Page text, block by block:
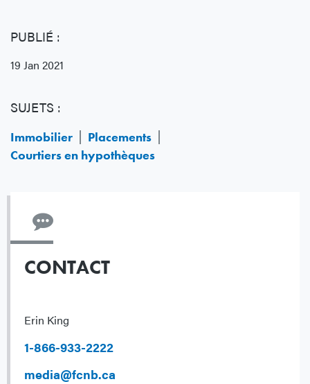
PUBLIÉ :
19 Jan 2021
SUJETS :
Immobilier
Placements
Courtiers en hypothèques
CONTACT
Erin King
1-866-933-2222
media@fcnb.ca